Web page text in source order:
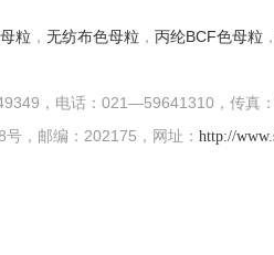
粒 ， 无纺布色母粒 ， 丙纶BCF色母粒 ，
，电话：021—59641310，传真
，邮编：202175，网址： http://